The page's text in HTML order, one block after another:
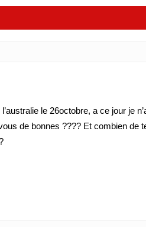
le 26octobre, a ce jour je
de bonnes ???? Et combien de